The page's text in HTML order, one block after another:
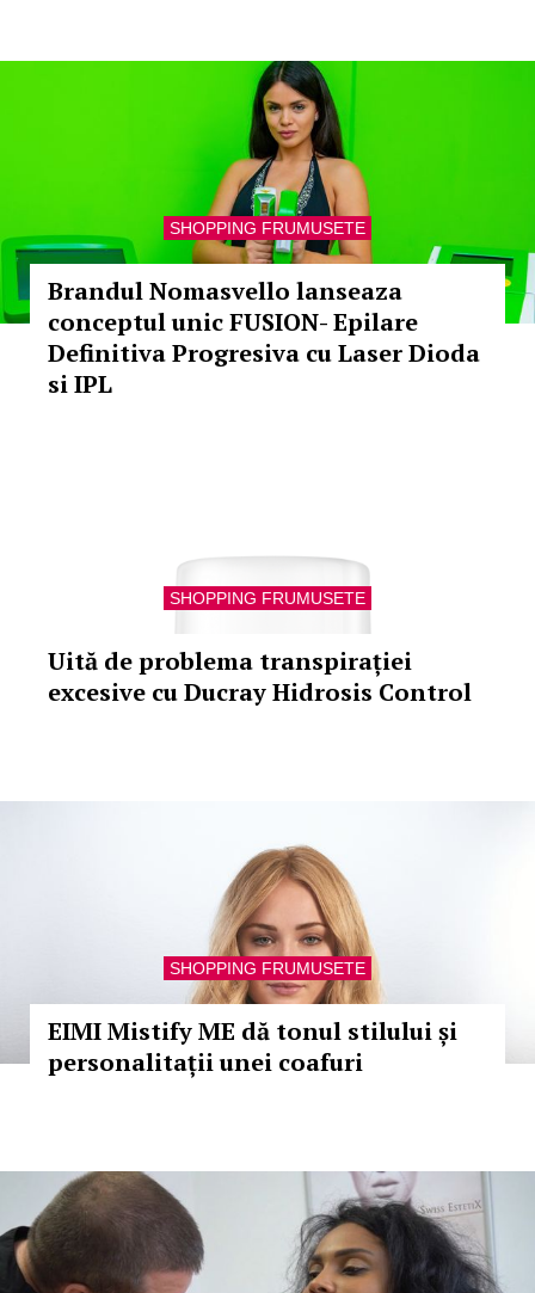
SHOPPING FRUMUSETE
Brandul Nomasvello lanseaza
conceptul unic FUSION- Epilare
Definitiva Progresiva cu Laser Dioda
si IPL
SHOPPING FRUMUSETE
Uită de problema transpirației
excesive cu Ducray Hidrosis Control
SHOPPING FRUMUSETE
EIMI Mistify ME dă tonul stilului și
personalitații unei coafuri